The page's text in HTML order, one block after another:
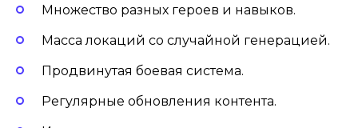
Множество разных героев и навыков.
Масса локаций со случайной генерацией.
Продвинутая боевая система.
Регулярные обновления контента.